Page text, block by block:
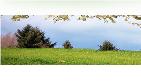
Her hos os får du altid en god afslutning når det gælder
Billig Bedemand Bramming
vi hjælper i alle faser af begravelsel